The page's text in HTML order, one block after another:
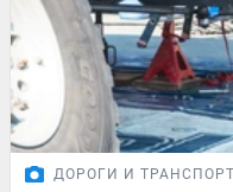
ДОРОГИ И ТРАНСПОРТ